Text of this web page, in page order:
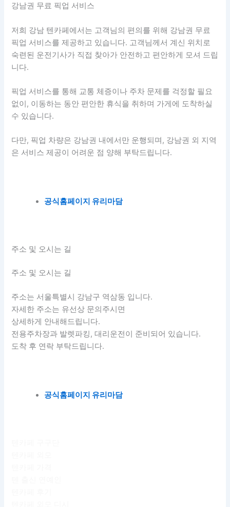
강남권 무료 픽업 서비스
저희 강남 텐카페에서는 고객님의 편의를 위해 강남권 무료
픽업 서비스를 제공하고 있습니다. 고객님께서 계신 위치로
숙련된 운전기사가 직접 찾아가 안전하고 편안하게 모셔 드립
니다.
픽업 서비스를 통해 교통 체증이나 주차 문제를 걱정할 필요
없이, 이동하는 동안 편안한 휴식을 취하며 가게에 도착하실
수 있습니다.
다만, 픽업 차량은 강남권 내에서만 운행되며, 강남권 외 지역
은 서비스 제공이 어려운 점 양해 부탁드립니다.
공식홈페이지 유리마담
주소 및 오시는 길
주소 및 오시는 길
주소는 서울특별시 강남구 역삼동 입니다.
자세한 주소는 유선상 문의주시면
상세하게 안내해드립니다.
전용주차장과 발렛파킹, 대리운전이 준비되어 있습니다.
도착 후 연락 부탁드립니다.
공식홈페이지 유리마담